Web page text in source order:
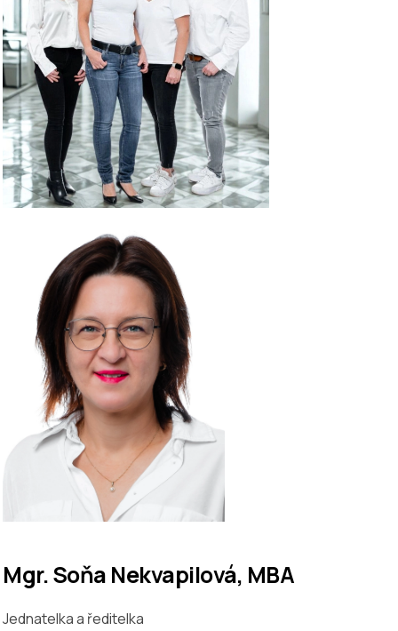
Mgr. Soňa Nekvapilová, MBA
Jednatelka a ředitelka